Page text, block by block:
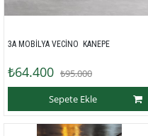
3A MOBİLYA VECİNO  KANEPE
₺64.400 ₺95.000
Sepete Ekle